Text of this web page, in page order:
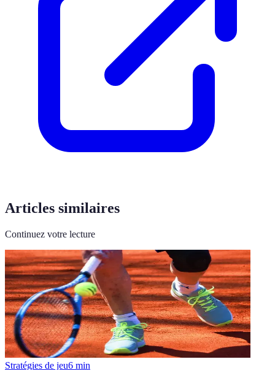
Articles similaires
Continuez votre lecture
Stratégies de jeu6 min